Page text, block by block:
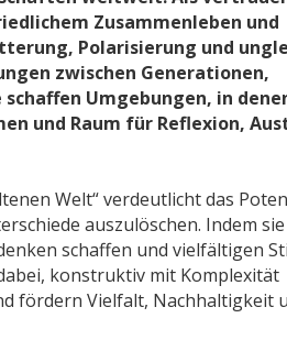
Zusammenleben und
Polarisierung und
zwischen Generationen,
Umgebungen, in
und Raum für Reflexion,
Welt“ verdeutlicht das
auszulöschen. Indem
schaffen und vielfältigen
konstruktiv mit Komplexität
fördern Vielfalt, Nachhaltigkeit